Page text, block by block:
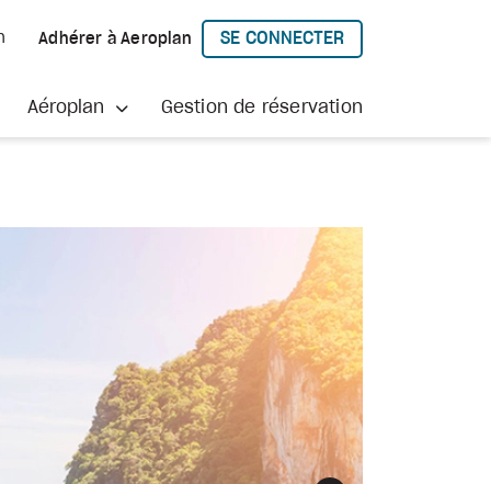
Adhérer à Aeroplan
SE CONNECTER
À AEROPLAN
Aéroplan Gestion de réservation